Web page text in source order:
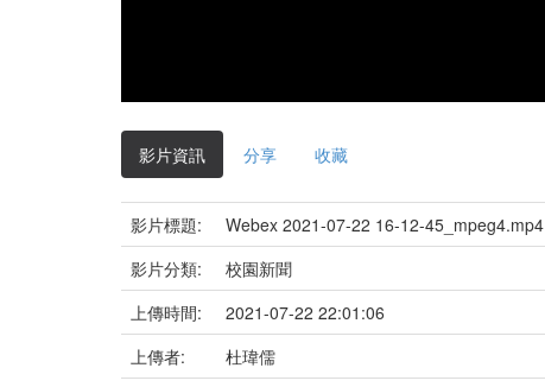
影片資訊 分享 收藏
影片標題:
Webex 2021-07-22 16-12-45_mpeg4.mp4
影片分類:
校園新聞
上傳時間:
2021-07-22 22:01:06
上傳者:
杜瑋儒